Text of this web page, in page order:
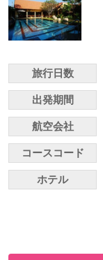
旅行日数
出発期間
航空会社
コースコード
ホテル